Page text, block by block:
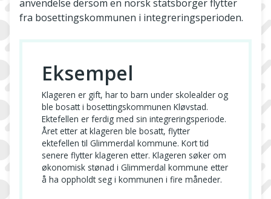
anvendelse dersom en norsk statsborger flytter
fra bosettingskommunen i integreringsperioden.
Eksempel
Klageren er gift, har to barn under skolealder og
ble bosatt i bosettingskommunen Kløvstad.
Ektefellen er ferdig med sin integreringsperiode.
Året etter at klageren ble bosatt, flytter
ektefellen til Glimmerdal kommune. Kort tid
senere flytter klageren etter. Klageren søker om
økonomisk stønad i Glimmerdal kommune etter
å ha oppholdt seg i kommunen i fire måneder.